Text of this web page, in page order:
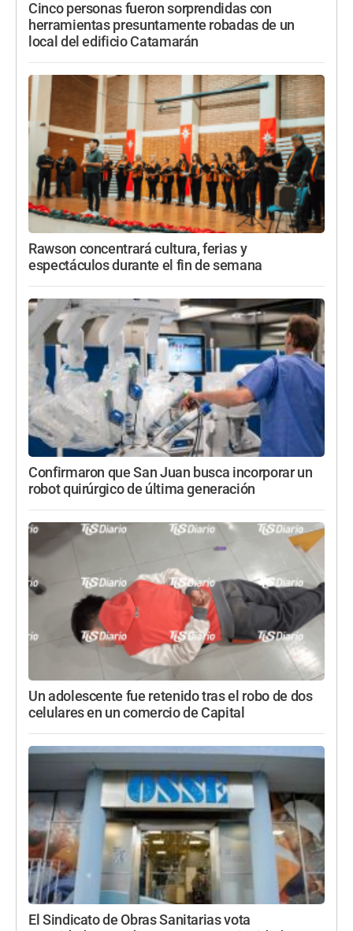
Cinco personas fueron sorprendidas con
herramientas presuntamente robadas de un
local del edificio Catamarán
Rawson concentrará cultura, ferias y
espectáculos durante el fin de semana
Confirmaron que San Juan busca incorporar un
robot quirúrgico de última generación
Un adolescente fue retenido tras el robo de dos
celulares en un comercio de Capital
El Sindicato de Obras Sanitarias vota